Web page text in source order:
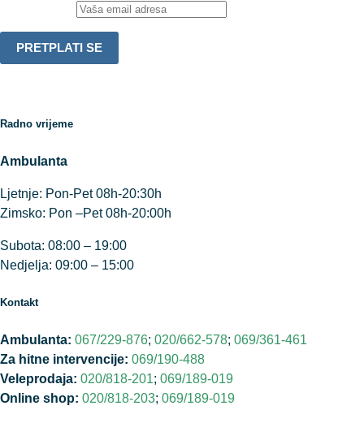
Radno vrijeme
Ambulanta
Ljetnje: Pon-Pet 08h-20:30h
Zimsko: Pon –Pet 08h-20:00h
Subota: 08:00 – 19:00
Nedjelja: 09:00 – 15:00
Kontakt
Ambulanta: 067/229-876; 020/662-578; 069/361-461
Za hitne intervencije: 069/190-488
Veleprodaja: 020/818-201; 069/189-019
Online shop: 020/818-203; 069/189-019